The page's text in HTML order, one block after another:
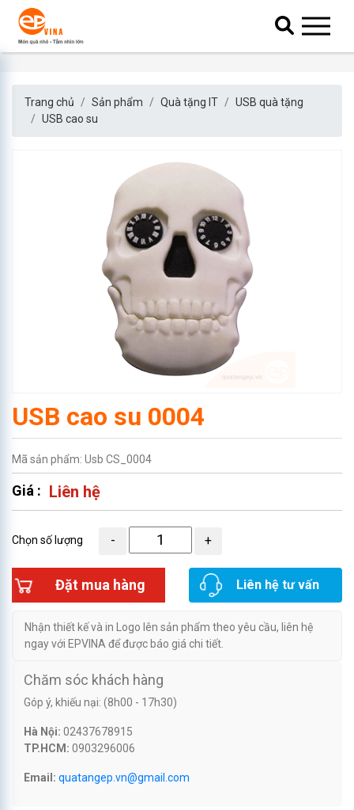
Trang chủ Sản phẩm Quà tặng IT
USB quà tặng
USB cao su
USB cao su 0004
Mã sản phẩm: Usb CS_0004
Giá : Liên hệ
Chọn số lượng
Đặt mua hàng Liên hệ tư vấn
Nhận thiết kế và in Logo lên sản phẩm theo yêu cầu, liên hệ
ngay với EPVINA để được báo giá chi tiết.
Chăm sóc khách hàng
Góp ý, khiếu nại: (8h00 - 17h30)
Hà Nội: 02437678915
TP.HCM: 0903296006
Email: quatangep.vn@gmail.com